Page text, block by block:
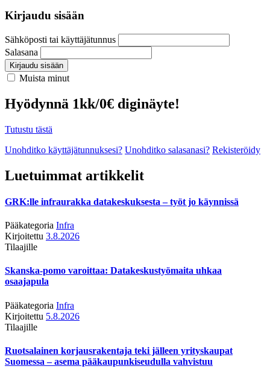
Kirjaudu sisään
Sähköposti tai käyttäjätunnus
Salasana
Kirjaudu sisään
Muista minut
Hyödynnä 1kk/0€ diginäyte!
Tutustu tästä
Unohditko käyttäjätunnuksesi? Unohditko salasanasi? Rekisteröidy
Luetuimmat artikkelit
GRK:lle infraurakka datakeskuksesta – työt jo käynnissä
Pääkategoria Infra
Kirjoitettu 3.8.2026
Tilaajille
Skanska-pomo varoittaa: Datakeskustyömaita uhkaa
osaajapula
Pääkategoria Infra
Kirjoitettu 5.8.2026
Tilaajille
Ruotsalainen korjausrakentaja teki jälleen yrityskaupat
Suomessa – asema pääkaupunkiseudulla vahvistuu